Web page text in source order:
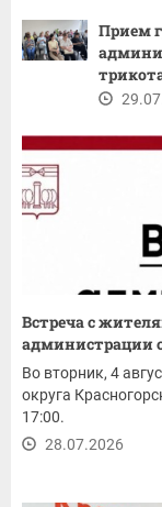
Прием
Встреча с
администрации
Во вторник, 4
округа
17:00.
28.07.2026